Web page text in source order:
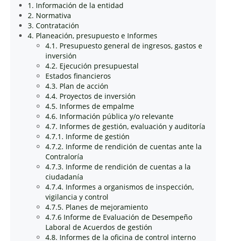
1. Información de la entidad
2. Normativa
3. Contratación
4. Planeación, presupuesto e Informes
4.1. Presupuesto general de ingresos, gastos e
inversión
4.2. Ejecución presupuestal
Estados financieros
4.3. Plan de acción
4.4. Proyectos de inversión
4.5. Informes de empalme
4.6. Información pública y/o relevante
4.7. Informes de gestión, evaluación y auditoría
4.7.1. Informe de gestión
4.7.2. Informe de rendición de cuentas ante la
Contraloría
4.7.3. Informe de rendición de cuentas a la
ciudadanía
4.7.4. Informes a organismos de inspección,
vigilancia y control
4.7.5. Planes de mejoramiento
4.7.6 Informe de Evaluación de Desempeño
Laboral de Acuerdos de gestión
4.8. Informes de la oficina de control interno